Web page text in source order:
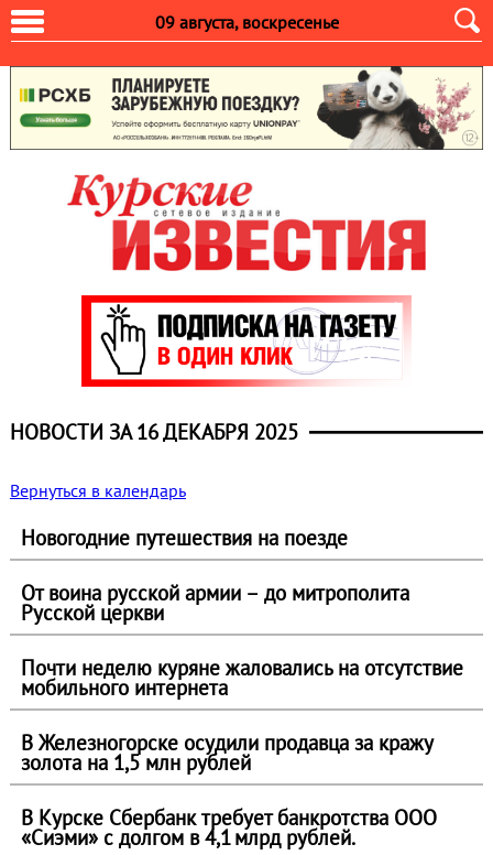
09 августа, воскресенье
НОВОСТИ ЗА 16 ДЕКАБРЯ 2025
Вернуться в календарь
Новогодние путешествия на поезде
От воина русской армии – до митрополита
Русской церкви
Почти неделю куряне жаловались на отсутствие
мобильного интернета
В Железногорске осудили продавца за кражу
золота на 1,5 млн рублей
В Курске Сбербанк требует банкротства ООО
«Сиэми» с долгом в 4,1 млрд рублей.